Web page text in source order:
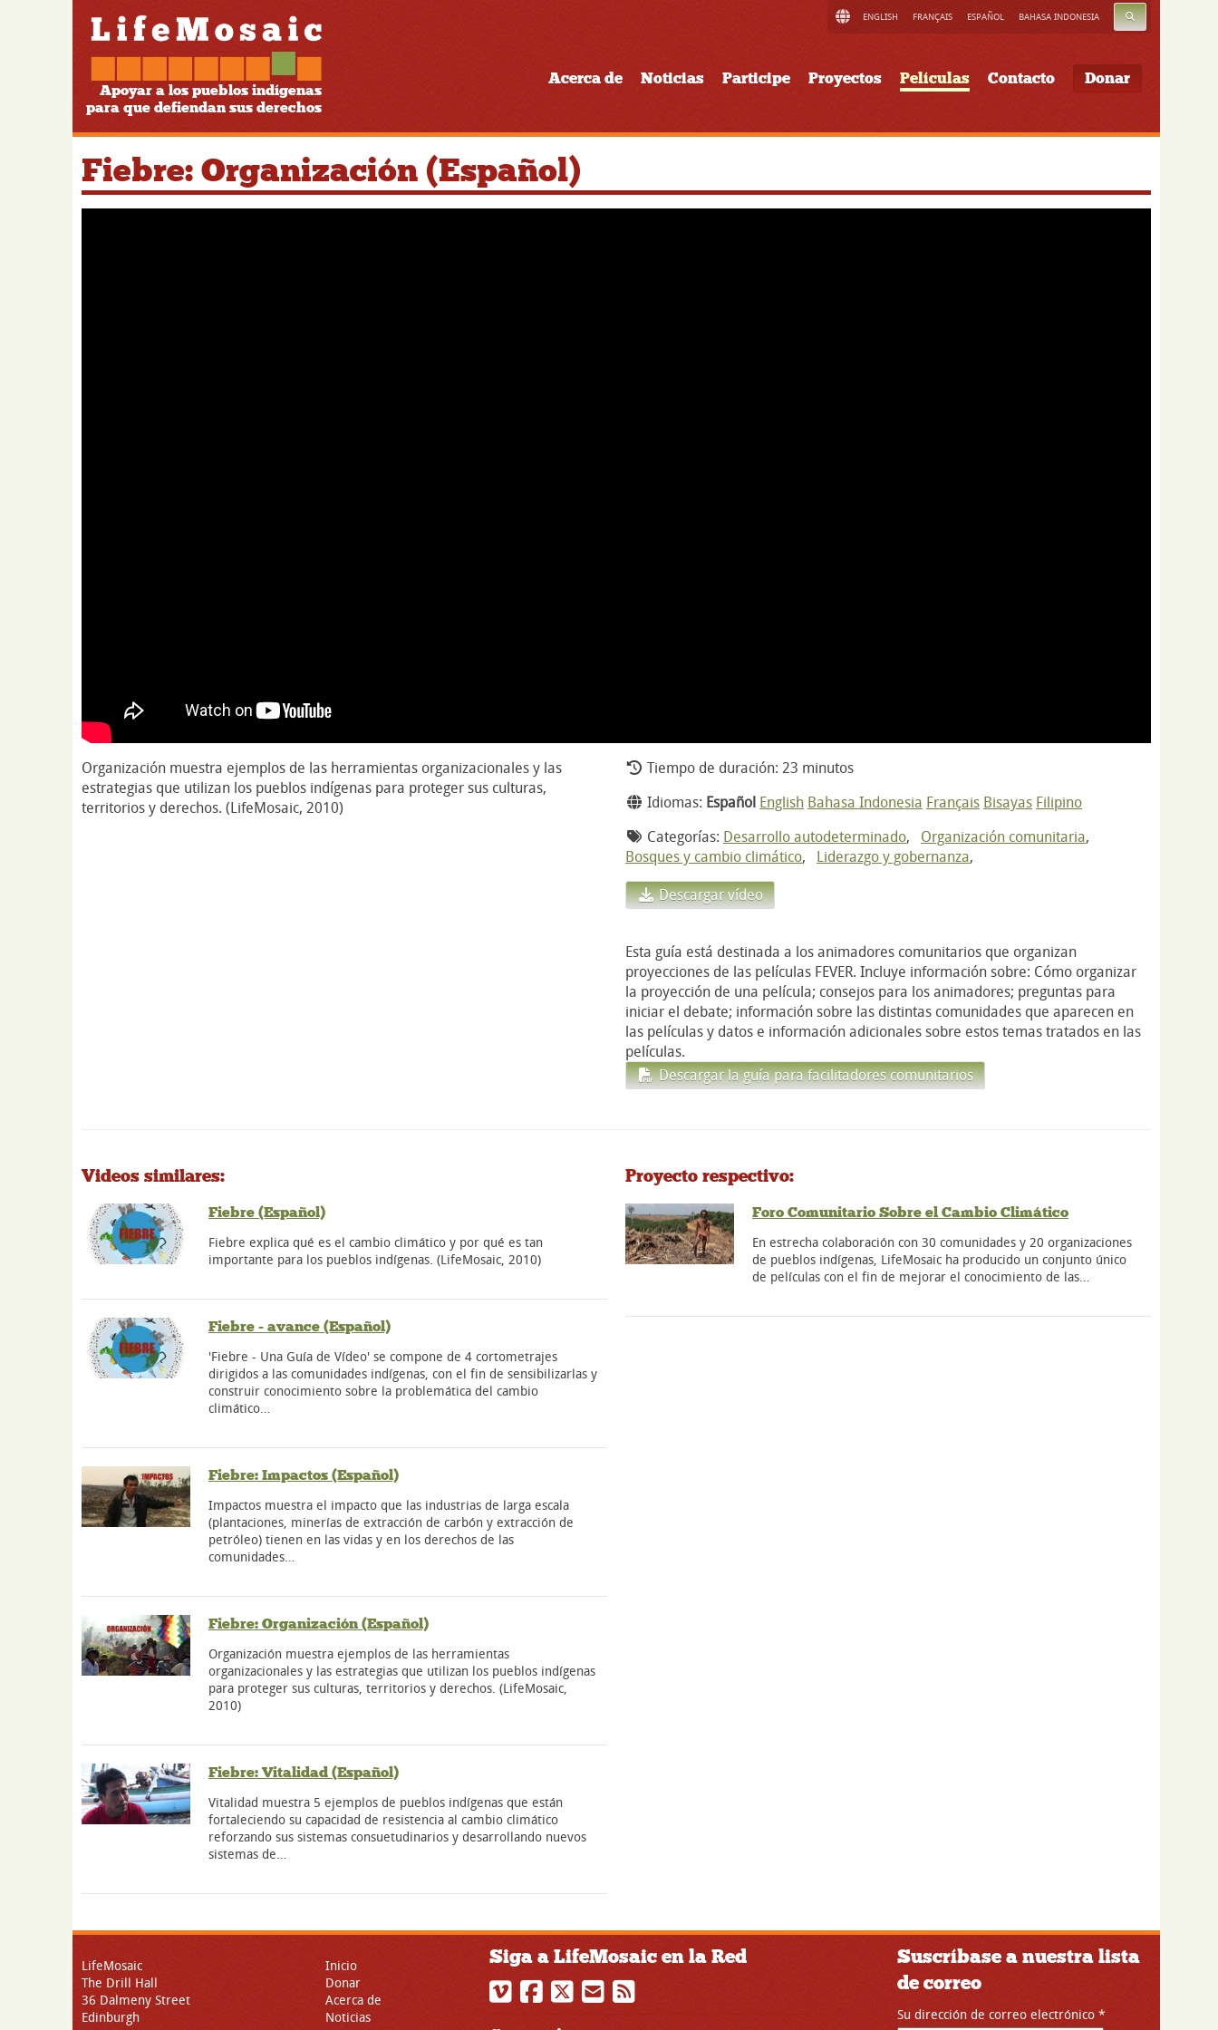
Apoyar a los pueblos indígenas
para que defiendan sus derechos
ENGLISH FRANÇAIS ESPAÑOL BAHASA INDONESIA BUSCAR
Acerca de Noticias Participe Proyectos Películas Contacto Donar
Fiebre: Organización (Español)
Organización muestra ejemplos de las herramientas organizacionales y las
estrategias que utilizan los pueblos indígenas para proteger sus culturas,
territorios y derechos. (LifeMosaic, 2010)
Tiempo de duración: 23 minutos
Idiomas: Español English Bahasa Indonesia Français Bisayas Filipino
Categorías: Desarrollo autodeterminado, Organización comunitaria,
Bosques y cambio climático, Liderazgo y gobernanza,
Descargar vídeo
Esta guía está destinada a los animadores comunitarios que organizan
proyecciones de las películas FEVER. Incluye información sobre: Cómo organizar
la proyección de una película; consejos para los animadores; preguntas para
iniciar el debate; información sobre las distintas comunidades que aparecen en
las películas y datos e información adicionales sobre estos temas tratados en las
películas.
Descargar la guía para facilitadores comunitarios
Videos similares:
Fiebre (Español)
Fiebre explica qué es el cambio climático y por qué es tan
importante para los pueblos indígenas. (LifeMosaic, 2010)
Fiebre - avance (Español)
'Fiebre - Una Guía de Vídeo' se compone de 4 cortometrajes
dirigidos a las comunidades indígenas, con el fin de sensibilizarlas y
construir conocimiento sobre la problemática del cambio
climático…
Fiebre: Impactos (Español)
Impactos muestra el impacto que las industrias de larga escala
(plantaciones, minerías de extracción de carbón y extracción de
petróleo) tienen en las vidas y en los derechos de las
comunidades…
Fiebre: Organización (Español)
Organización muestra ejemplos de las herramientas
organizacionales y las estrategias que utilizan los pueblos indígenas
para proteger sus culturas, territorios y derechos. (LifeMosaic,
2010)
Fiebre: Vitalidad (Español)
Vitalidad muestra 5 ejemplos de pueblos indígenas que están
fortaleciendo su capacidad de resistencia al cambio climático
reforzando sus sistemas consuetudinarios y desarrollando nuevos
sistemas de…
Proyecto respectivo:
Foro Comunitario Sobre el Cambio Climático
En estrecha colaboración con 30 comunidades y 20 organizaciones
de pueblos indígenas, LifeMosaic ha producido un conjunto único
de películas con el fin de mejorar el conocimiento de las…
LifeMosaic
The Drill Hall
36 Dalmeny Street
Edinburgh
Inicio
Donar
Acerca de
Noticias
Siga a LifeMosaic en la Red
Suscríbase a nuestra lista
de correo
Su dirección de correo electrónico *